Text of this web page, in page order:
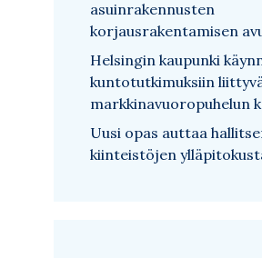
asuinrakennusten
korjausrakentamisen
Helsingin kaupunki
kuntotutkimuksiin
markkinavuoropuhelun
Uusi opas auttaa
kiinteistöjen